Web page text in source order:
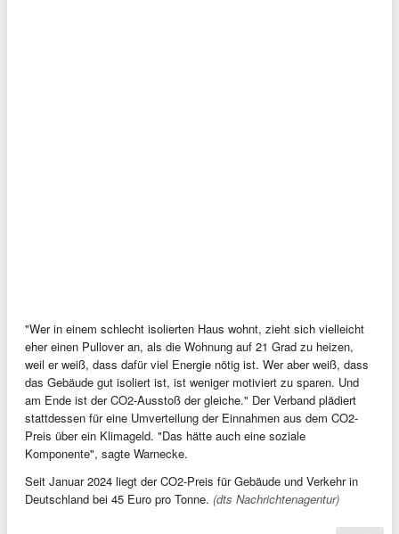
"Wer in einem schlecht isolierten Haus wohnt, zieht sich vielleicht
eher einen Pullover an, als die Wohnung auf 21 Grad zu heizen,
weil er weiß, dass dafür viel Energie nötig ist. Wer aber weiß, dass
das Gebäude gut isoliert ist, ist weniger motiviert zu sparen. Und
am Ende ist der CO2-Ausstoß der gleiche." Der Verband plädiert
stattdessen für eine Umverteilung der Einnahmen aus dem CO2-
Preis über ein Klimageld. "Das hätte auch eine soziale
Komponente", sagte Warnecke.
Seit Januar 2024 liegt der CO2-Preis für Gebäude und Verkehr in
Deutschland bei 45 Euro pro Tonne. (dts Nachrichtenagentur)